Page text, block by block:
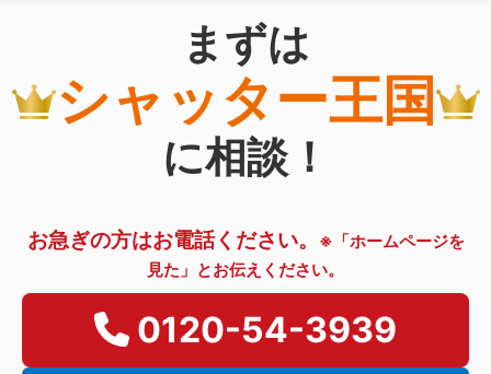
まずは
シャッター王国
に相談！
お急ぎの方はお電話ください。
※「ホームページを
見た」とお伝えください。
0120-54-3939